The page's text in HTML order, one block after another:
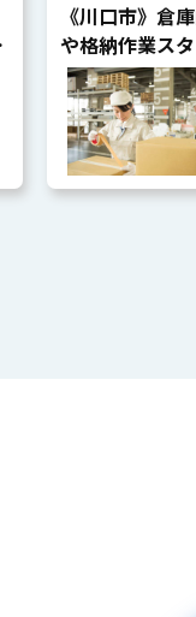
《川口市》倉
や格納作業ス
休み）求人